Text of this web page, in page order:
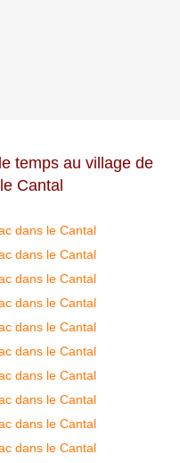
temps au village de
Cantal